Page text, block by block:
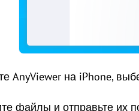
AnyViewer на iPhone,
файлы и отправьте их